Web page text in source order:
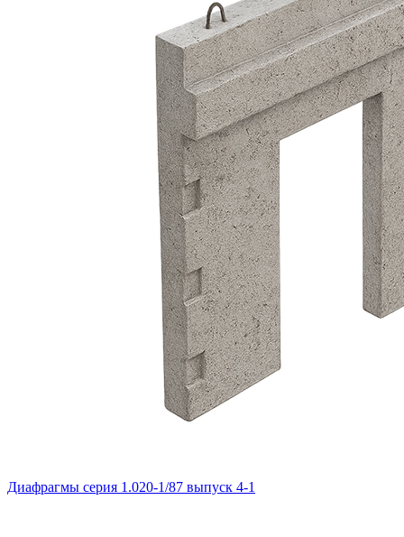
Диафрагмы серия 1.020-1/87 выпуск 4-1